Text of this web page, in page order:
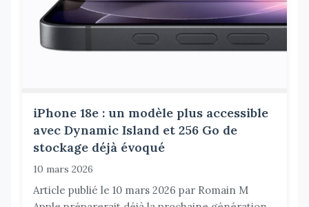
iPhone 18e : un modèle plus accessible
avec Dynamic Island et 256 Go de
stockage déjà évoqué
10 mars 2026
Article publié le 10 mars 2026 par Romain M